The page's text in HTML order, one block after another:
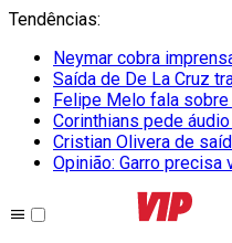
Tendências:
Neymar cobra
Saída de De La Cruz
Felipe Melo fala
Corinthians pede áudio
Cristian Olivera de
Opinião: Garro precisa